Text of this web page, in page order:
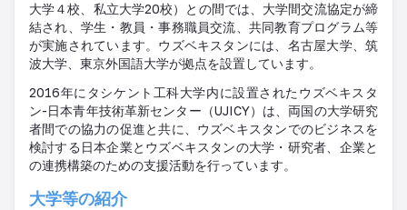
大学４校、私立大学20校）との間では、大学間交流協定が締
結され、学生・教員・事務職員交流、共同教育プログラム等
が実施されています。ウズベキスタンには、名古屋大学、筑
波大学、東京外国語大学が拠点を設置しています。
2016年にタシケント工科大学内に設置されたウズベキスタ
ン-⽇本⻘年技術⾰新センター（UJICY）は、両国の大学研究
者間での協力の促進と共に、ウズベキスタンでのビジネスを
検討する日本企業とウズベキスタンの大学・研究者、企業と
の連携構築のための支援活動を行っています。
大学等の紹介